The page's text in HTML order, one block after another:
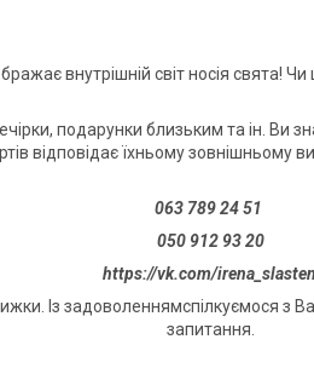
внутрішній світ носія свята!
подарунки близьким та ін. Ви
відповідає їхньому зовнішньому
063 789 24 51
050 912 93 20
https://vk.com/
Із задоволеннямспілкуємося з
запитання.